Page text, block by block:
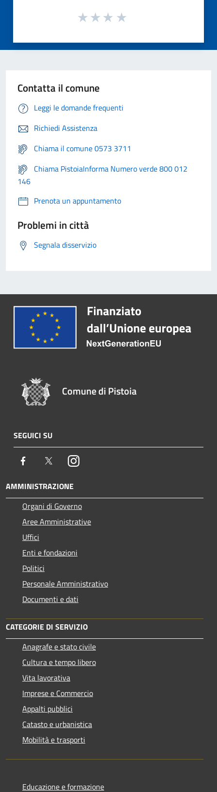
Contatta il comune
Leggi le domande frequenti
Richiedi Assistenza
Chiama il comune 0573 3711
Chiama PistoiaInforma Numero verde 800 012
146
Prenota un appuntamento
Problemi in città
Segnala disservizio
Comune di Pistoia
SEGUICI SU
Facebook TwitterInstagram
AMMINISTRAZIONE
Organi di Governo
Aree Amministrative
Uffici
Enti e fondazioni
Politici
Personale Amministrativo
Documenti e dati
CATEGORIE DI SERVIZIO
Anagrafe e stato civile
Cultura e tempo libero
Vita lavorativa
Imprese e Commercio
Appalti pubblici
Catasto e urbanistica
Mobilità e trasporti
Educazione e formazione